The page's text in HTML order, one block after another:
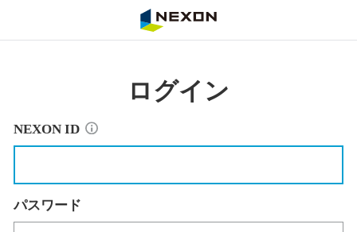
ログイン
NEXON ID
パスワード